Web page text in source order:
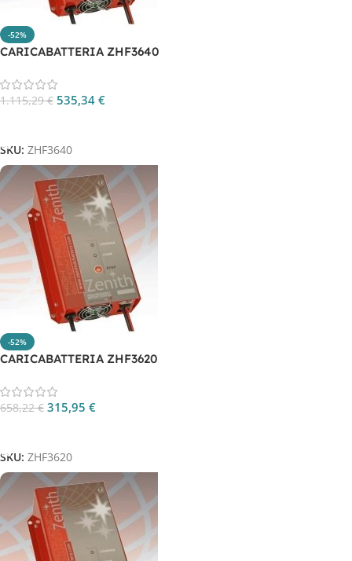
-52%
CARICABATTERIA ZHF3640
1.115,29€ 535,34 €
SKU: ZHF3640
-52%
CARICABATTERIA ZHF3620
658,22€ 315,95 €
SKU: ZHF3620